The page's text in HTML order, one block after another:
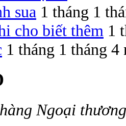
sua 1 tháng 1
cho biết thêm 1
1 tháng 1 tháng
Ngoại